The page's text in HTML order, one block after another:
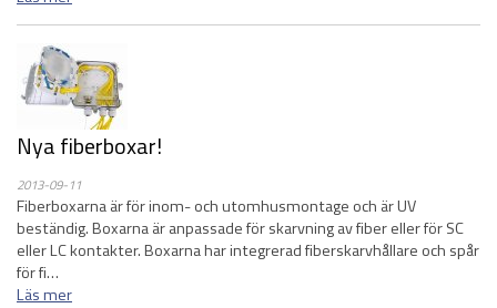
Nya fiberboxar!
2013-09-11
Fiberboxarna är för inom- och utomhusmontage och är UV
beständig. Boxarna är anpassade för skarvning av fiber eller för SC
eller LC kontakter. Boxarna har integrerad fiberskarvhållare och spår
för fi…
Läs mer